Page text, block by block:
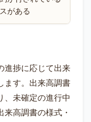
がある
進捗に応じて出来
ます。出来高調書
、未確定の進行中
高調書の様式・